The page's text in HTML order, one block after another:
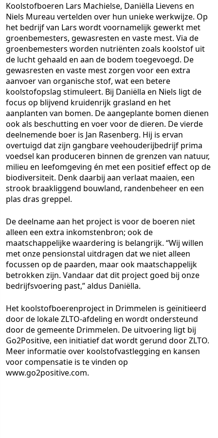
Koolstofboeren Lars Machielse, Daniëlla Lievens en
Niels Mureau vertelden over hun unieke werkwijze. Op
het bedrijf van Lars wordt voornamelijk gewerkt met
groenbemesters, gewasresten en vaste mest. Via de
groenbemesters worden nutriënten zoals koolstof uit
de lucht gehaald en aan de bodem toegevoegd. De
gewasresten en vaste mest zorgen voor een extra
aanvoer van organische stof, wat een betere
koolstofopslag stimuleert. Bij Daniëlla en Niels ligt de
focus op blijvend kruidenrijk grasland en het
aanplanten van bomen. De aangeplante bomen dienen
ook als beschutting en voer voor de dieren. De vierde
deelnemende boer is Jan Rasenberg. Hij is ervan
overtuigd dat zijn gangbare veehouderijbedrijf prima
voedsel kan produceren binnen de grenzen van natuur,
milieu en leefomgeving én met een positief effect op de
biodiversiteit. Denk daarbij aan verlaat maaien, een
strook braakliggend bouwland, randenbeheer en een
plas dras greppel.
De deelname aan het project is voor de boeren niet
alleen een extra inkomstenbron; ook de
maatschappelijke waardering is belangrijk. “Wij willen
met onze pensionstal uitdragen dat we niet alleen
focussen op de paarden, maar ook maatschappelijk
betrokken zijn. Vandaar dat dit project goed bij onze
bedrijfsvoering past,” aldus Daniëlla.
Het koolstofboerenproject in Drimmelen is geïnitieerd
door de lokale ZLTO-afdeling en wordt ondersteund
door de gemeente Drimmelen. De uitvoering ligt bij
Go2Positive, een initiatief dat wordt gerund door ZLTO.
Meer informatie over koolstofvastlegging en kansen
voor compensatie is te vinden op
www.go2positive.com.